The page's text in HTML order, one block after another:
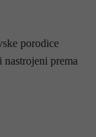
porodice
prema